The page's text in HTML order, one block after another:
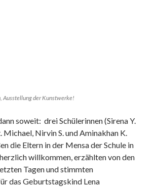
Ausstellung der Kunstwerke!
soweit: drei Schülerinnen (Sirena Y.
Michael, Nirvin S. und Aminakhan K.
die Eltern in der Mensa der Schule in
willkommen, erzählten von den
Tagen und stimmten
das Geburtstagskind Lena